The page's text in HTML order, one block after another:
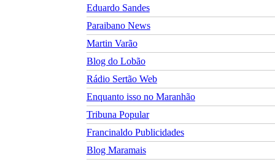
Eduardo Sandes
Paraibano News
Martin Varão
Blog do Lobão
Rádio Sertão Web
Enquanto isso no Maranhão
Tribuna Popular
Francinaldo Publicidades
Blog Maramais